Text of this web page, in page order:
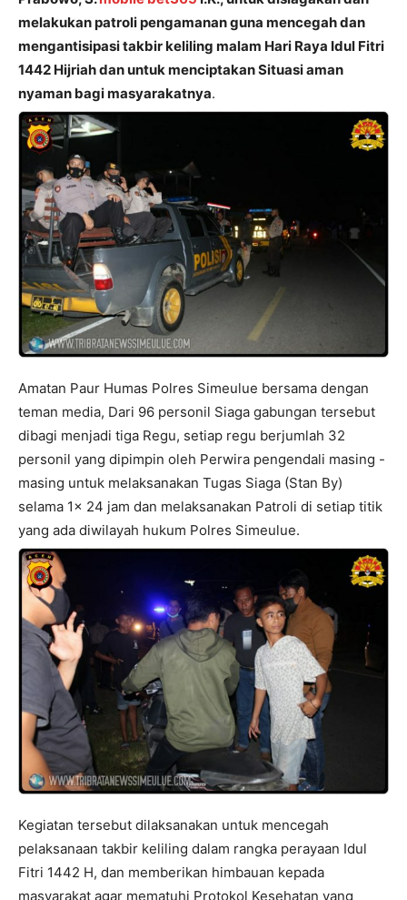
melakukan patroli pengamanan guna mencegah dan
mengantisipasi takbir keliling malam Hari Raya Idul Fitri
1442 Hijriah dan untuk menciptakan Situasi aman
nyaman bagi masyarakatnya.
Amatan Paur Humas Polres Simeulue bersama dengan
teman media, Dari 96 personil Siaga gabungan tersebut
dibagi menjadi tiga Regu, setiap regu berjumlah 32
personil yang dipimpin oleh Perwira pengendali masing -
masing untuk melaksanakan Tugas Siaga (Stan By)
selama 1x 24 jam dan melaksanakan Patroli di setiap titik
yang ada diwilayah hukum Polres Simeulue.
Kegiatan tersebut dilaksanakan untuk mencegah
pelaksanaan takbir keliling dalam rangka perayaan Idul
Fitri 1442 H, dan memberikan himbauan kepada
masyarakat agar mematuhi Protokol Kesehatan yang